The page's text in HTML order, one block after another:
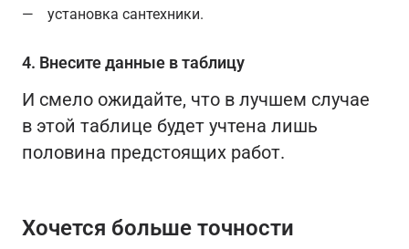
установка сантехники.
4. Внесите данные в таблицу
И смело ожидайте, что в лучшем случае
в этой таблице будет учтена лишь
половина предстоящих работ.
Хочется больше точности